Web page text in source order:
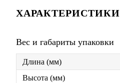
ХАРАКТЕРИСТИКИ
Вес и габариты упаковки
Длина (мм)
Высота (мм)